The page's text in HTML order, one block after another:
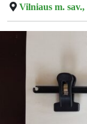
Vilniaus m. sav.,